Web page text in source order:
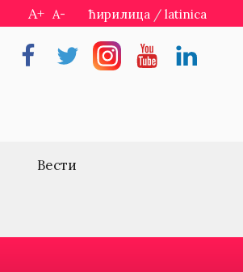
A+ A- ћирилица / latinica
FacebookTwitterInstragramYoutubeLinkedin
Вести